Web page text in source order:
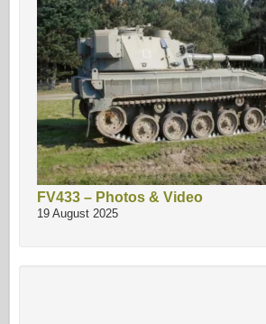
FV433 – Photos & Video
19 August 2025